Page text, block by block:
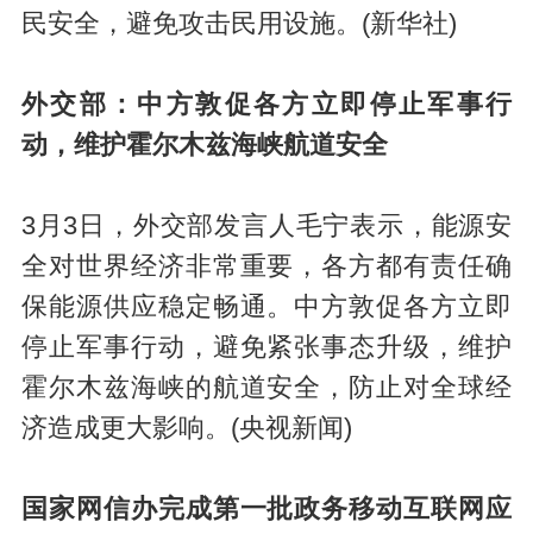
民安全，避免攻击民用设施。(新华社)
外交部：中方敦促各方立即停止军事行
动，维护霍尔木兹海峡航道安全
3月3日，外交部发言人毛宁表示，能源安
全对世界经济非常重要，各方都有责任确
保能源供应稳定畅通。中方敦促各方立即
停止军事行动，避免紧张事态升级，维护
霍尔木兹海峡的航道安全，防止对全球经
济造成更大影响。(央视新闻)
国家网信办完成第一批政务移动互联网应